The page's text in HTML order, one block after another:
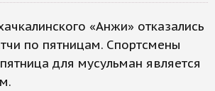
«Анжи» отказались
по пятницам. Спортсмены
для мусульман является